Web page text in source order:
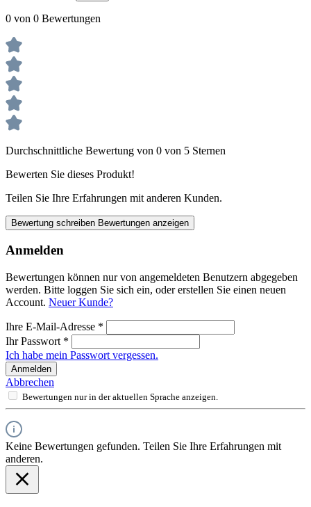
0 von 0 Bewertungen
Durchschnittliche Bewertung von 0 von 5 Sternen
Bewerten Sie dieses Produkt!
Teilen Sie Ihre Erfahrungen mit anderen Kunden.
Bewertung schreiben Bewertungen anzeigen
Anmelden
Bewertungen können nur von angemeldeten Benutzern abgegeben
werden. Bitte loggen Sie sich ein, oder erstellen Sie einen neuen
Account. Neuer Kunde?
Ihre E-Mail-Adresse *
Ihr Passwort *
Ich habe mein Passwort vergessen.
Anmelden
Abbrechen
Bewertungen nur in der aktuellen Sprache anzeigen.
Keine Bewertungen gefunden. Teilen Sie Ihre Erfahrungen mit
anderen.